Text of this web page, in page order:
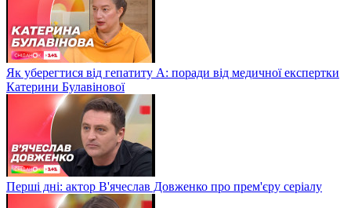
Як уберегтися від гепатиту А: поради від медичної експертки
Катерини Булавінової
Перші дні: актор В'ячеслав Довженко про прем'єру серіалу